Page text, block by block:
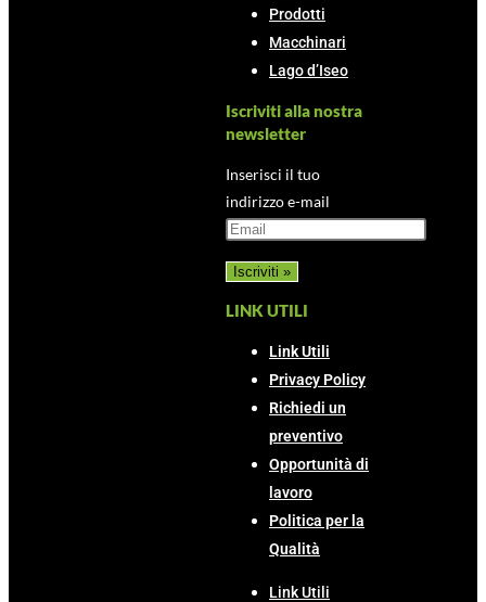
Prodotti
Macchinari
Lago d’Iseo
Iscriviti alla nostra
newsletter
Inserisci il tuo
indirizzo e-mail
LINK UTILI
Link Utili
Privacy Policy
Richiedi un
preventivo
Opportunità di
lavoro
Politica per la
Qualità
Link Utili